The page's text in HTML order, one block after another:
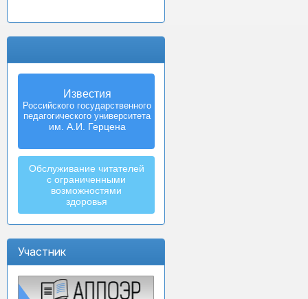
Известия
Российского государственного
педагогического университета
им. А.И. Герцена
Обслуживание читателей
с ограниченными
возможностями
здоровья
Участник